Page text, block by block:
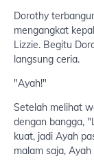
Dorothy
mengangkat
Lizzie. Begitu
langsung ceria.
"Ayah!"
Setelah melihat
dengan bangga,
kuat, jadi Ayah
malam saja,